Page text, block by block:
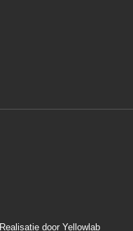
Realisatie door Yellowlab